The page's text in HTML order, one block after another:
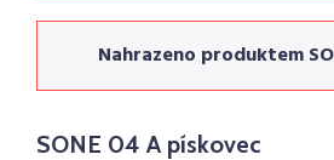
Nahrazeno produktem
SONE 04 A pískovec